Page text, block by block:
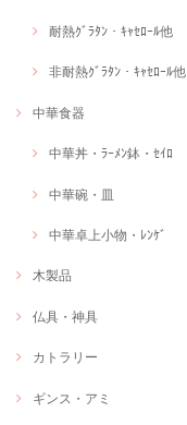
耐熱ｸﾞﾗﾀﾝ・ｷｬｾﾛｰﾙ他
非耐熱ｸﾞﾗﾀﾝ・ｷｬｾﾛｰﾙ他
中華食器
中華丼・ﾗｰﾒﾝ鉢・ｾｲﾛ
中華碗・皿
中華卓上小物・ﾚﾝｹﾞ
木製品
仏具・神具
カトラリー
ギンス・アミ